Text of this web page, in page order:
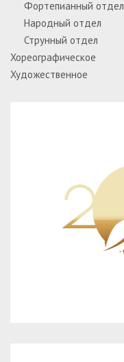
Фортепианный отдел
Народный отдел
Струнный отдел
Хореографическое
Художественное